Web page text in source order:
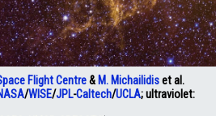
Flight Centre& M. Michailidiset al.
/WISE/JPL-Caltech/UCLA; ultraviolet: